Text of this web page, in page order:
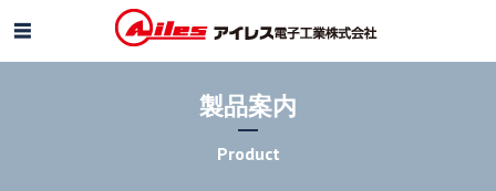
製品案内
Product